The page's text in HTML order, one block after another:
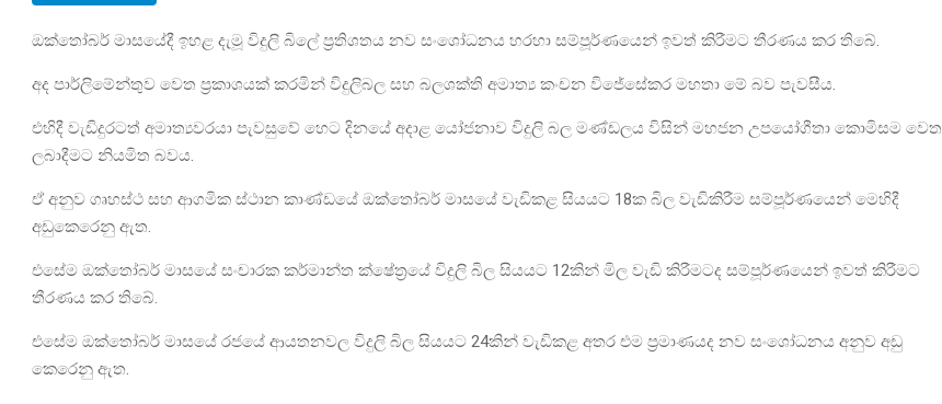
ඔක්තෝබර් මාසයේදී ඉහළ දැමූ විදුලි බිලේ ප්‍රතිශතය නව සංශෝධනය හරහා සම්පූර්ණයෙන් ඉවත් කිරීමට තීරණය කර තිබේ.
අද පාර්ලිමේන්තුව වෙත ප්‍රකාශයක් කරමින් විදුලිබල සහ බලශක්ති අමාත්‍ය කංචන විජේසේකර මහතා මේ බව පැවසීය.
එහිදී වැඩිදුරටත් අමාත්‍යවරයා පැවසුවේ හෙට දිනයේ අදාළ යෝජනාව විදුලි බල මණ්ඩලය විසින් මහජන උපයෝගීතා කොමිසම වෙත
ලබාදීමට නියමිත බවය.
ඒ අනුව ගෘහස්ථ සහ ආගමික ස්ථාන කාණ්ඩයේ ඔක්තෝබර් මාසයේ වැඩිකළ සියයට 18ක බිල වැඩිකිරීම සම්පූර්ණයෙන් මෙහිදී
අඩුකෙරෙනු ඇත.
එසේම ඔක්තෝබර් මාසයේ සංචාරක කර්මාන්ත ක්ෂේත්‍රයේ විදුලි බිල සියයට 12කින් මිල වැඩි කිරීමටද සම්පූර්ණයෙන් ඉවත් කිරීමට
තීරණය කර තිබේ.
එසේම ඔක්තෝබර් මාසයේ රජයේ ආයතනවල විදුලි බිල සියයට 24කින් වැඩිකළ අතර එම ප්‍රමාණයද නව සංශෝධනය අනුව අඩු
කෙරෙනු ඇත.